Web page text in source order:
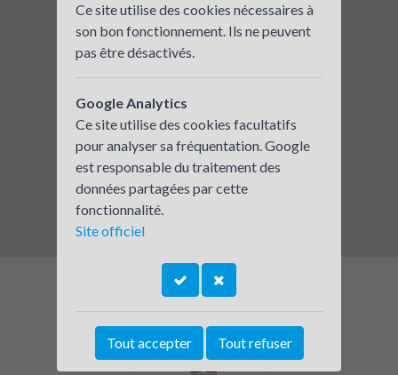
Ce site utilise des cookies nécessaires à
son bon fonctionnement. Ils ne peuvent
pas être désactivés.
Google Analytics
Ce site utilise des cookies facultatifs
pour analyser sa fréquentation. Google
est responsable du traitement des
données partagées par cette
fonctionnalité.
Site officiel
Tout accepter Tout refuser